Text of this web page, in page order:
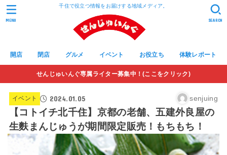
千住で役立つ情報をお届けする地域メディア。
開店 閉店 グルメ イベント お役立ち 体験レポート
SEARCH
MENU
せんじゅいんぐ専属ライター募集中！(ここをクリック)
イベント 2024.01.05 senjuing
【コトイチ北千住】京都の老舗、五建外良屋の
生麩まんじゅうが期間限定販売！もちもち！